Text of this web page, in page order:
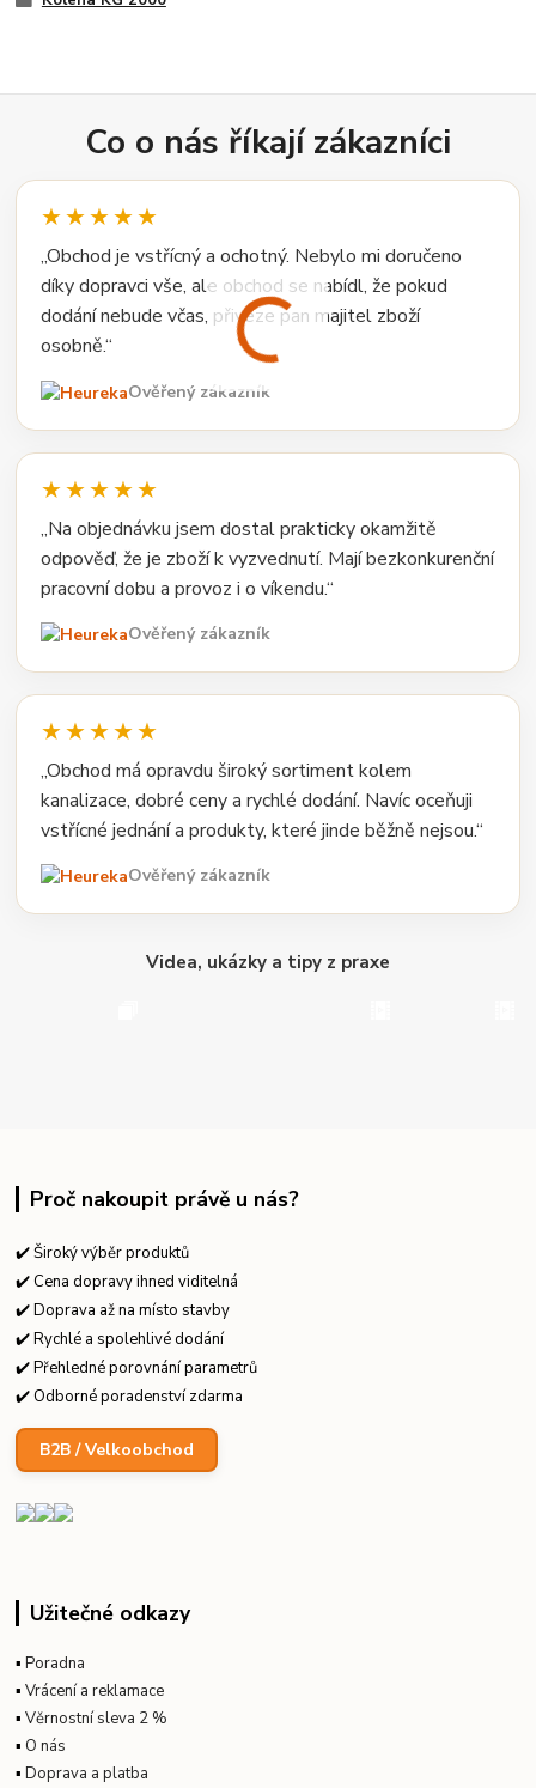
Co o nás říkají zákazníci
★★★★★
„Obchod je vstřícný a ochotný. Nebylo mi doručeno
díky dopravci vše, ale obchod se nabídl, že pokud
dodání nebude včas, přiveze pan majitel zboží
osobně.“
Ověřený zákazník
★★★★★
„Na objednávku jsem dostal prakticky okamžitě
odpověď, že je zboží k vyzvednutí. Mají bezkonkurenční
pracovní dobu a provoz i o víkendu.“
Ověřený zákazník
★★★★★
„Obchod má opravdu široký sortiment kolem
kanalizace, dobré ceny a rychlé dodání. Navíc oceňuji
vstřícné jednání a produkty, které jinde běžně nejsou.“
Ověřený zákazník
Videa, ukázky a tipy z praxe
Proč nakoupit právě u nás?
✔️ Široký výběr produktů
✔️ Cena dopravy ihned viditelná
✔️ Doprava až na místo stavby
✔️ Rychlé a spolehlivé dodání
✔️ Přehledné porovnání parametrů
✔️ Odborné poradenství zdarma
B2B / Velkoobchod
Užitečné odkazy
▪Poradna
▪Vrácení a reklamace
▪Věrnostní sleva 2 %
▪ O nás
▪Doprava a platba